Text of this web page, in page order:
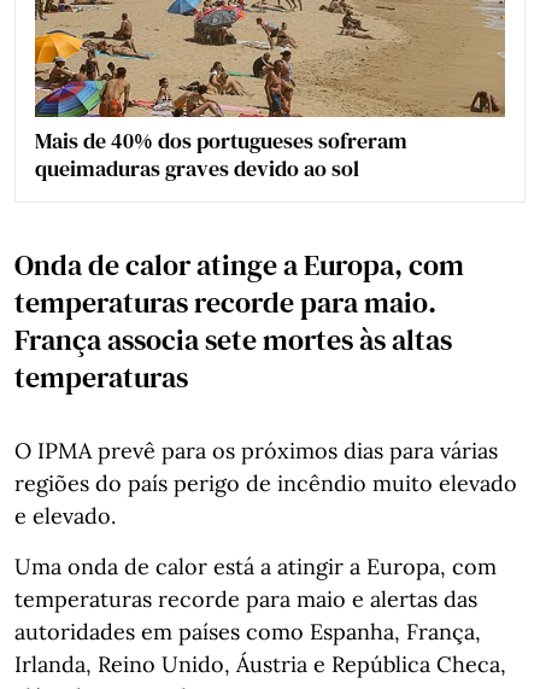
Mais de 40% dos portugueses sofreram
queimaduras graves devido ao sol
Onda de calor atinge a Europa, com
temperaturas recorde para maio.
França associa sete mortes às altas
temperaturas
O IPMA prevê para os próximos dias para várias
regiões do país perigo de incêndio muito elevado
e elevado.
Uma onda de calor está a atingir a Europa, com
temperaturas recorde para maio e alertas das
autoridades em países como Espanha, França,
Irlanda, Reino Unido, Áustria e República Checa,